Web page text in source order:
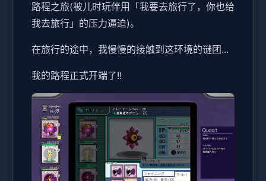
路程之旅(被儿时玩伴用「我要去旅行了，你也给
我去旅行」的压力逼迫)。
在旅行的途中，我慢慢的接触到这环境的谜团...
我的路程正式开端了!!